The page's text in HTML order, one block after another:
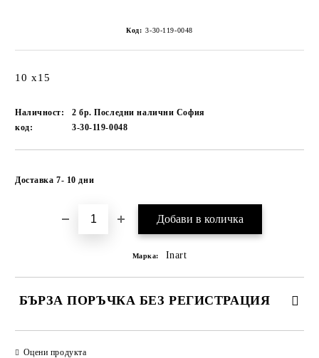
Код: 3-30-119-0048
10 x15
Наличност:
2 бр. Последни налични София
код:
3-30-119-0048
Доставка 7- 10 дни
Марка: Inart
БЪРЗА ПОРЪЧКА БЕЗ РЕГИСТРАЦИЯ
Оцени продукта